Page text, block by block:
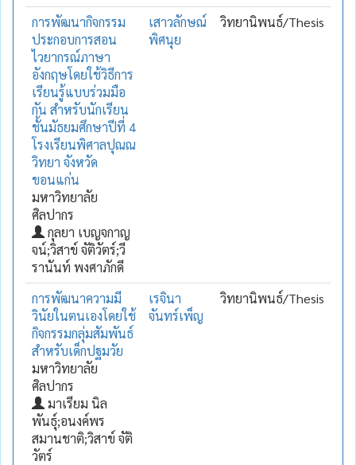
การพัฒนากิจกรรม
ประกอบการสอน
ไวยากรณ์ภาษา
อังกฤษโดยใช้วิธีการ
เรียนรู้แบบร่วมมือ
กัน สำหรับนักเรียน
ชั้นมัธยมศึกษาปีที่ 4
โรงเรียนพิศาลปุณณ
วิทยา จังหวัด
ขอนแก่น
มหาวิทยาลัย
ศิลปากร
กุลยา เบญจกาญ
จน์;วิสาข์ จัติวัตร์;วี
รานันท์ พงศาภักดี
เสาวลักษณ์
พิศนุย
วิทยานิพนธ์/Thesis
การพัฒนาความมี
วินัยในตนเองโดยใช้
กิจกรรมกลุ่มสัมพันธ์
สำหรับเด็กปฐมวัย
มหาวิทยาลัย
ศิลปากร
มาเรียม นิล
พันธุ์;อนงค์พร
สมานชาติ;วิสาข์ จัติ
วัตร์
เรจินา
จันทร์เพ็ญ
วิทยานิพนธ์/Thesis